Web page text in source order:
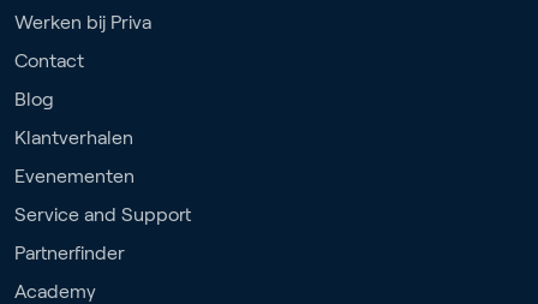
Werken bij Priva
Contact
Blog
Klantverhalen
Evenementen
Service and Support
Partnerfinder
Academy